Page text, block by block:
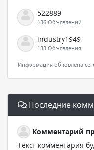
522889
136 Объявлений
industry1949
133 Объявления
Информация обновлена
Последние
Комментарий
Текст комментария